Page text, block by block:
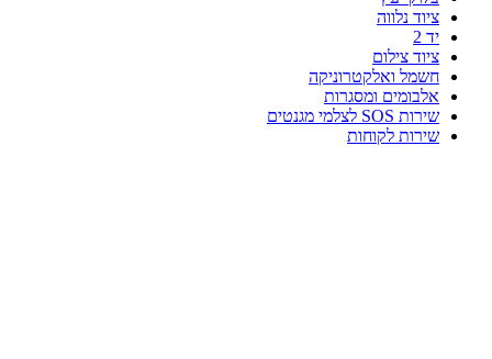
ציוד נלווה
יד 2
ציוד צילום
חשמל ואלקטרוניקה
אלבומים ומסגרות
שירות SOS לצלמי מגנטים
שירות לקוחות